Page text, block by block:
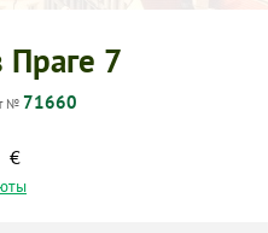
Праге 7
№ 71660
€